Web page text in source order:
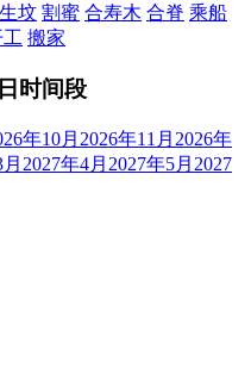
坟 割蜜 合寿木 合脊 乘船
搬家
时间段
年10月 2026年11月 2026年
2027年4月 2027年5月 2027